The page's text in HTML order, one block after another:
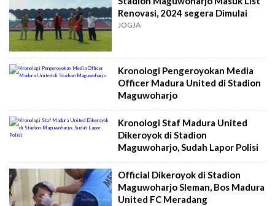
Renovasi, 2024 segera Dimulai
JOGJA
Kronologi Pengeroyokan Media
Officer Madura United di Stadion
Maguwoharjo
Kronologi Staf Madura United
Dikeroyok di Stadion
Maguwoharjo, Sudah Lapor Polisi
Official Dikeroyok di Stadion
Maguwoharjo Sleman, Bos Madura
United FC Meradang